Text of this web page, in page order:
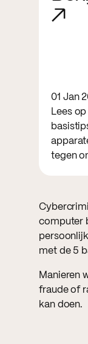
↗
01 Jan
Lees
tegen
computer
met de 5
Manieren
fraude of
kan doen.